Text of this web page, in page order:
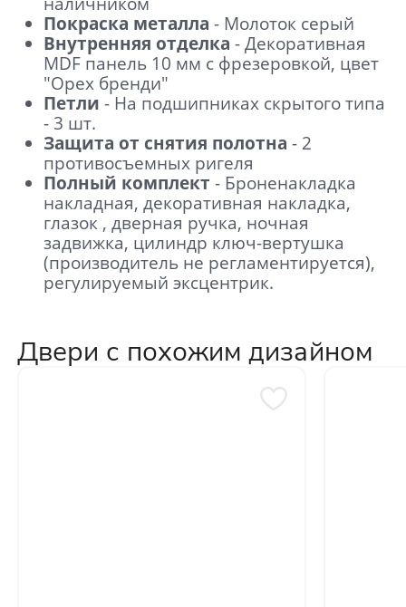
Покраска металла - Молоток серый
Внутренняя отделка - Декоративная
MDF панель 10 мм с фрезеровкой, цвет
"Орех бренди"
Петли - На подшипниках скрытого типа
- 3 шт.
Защита от снятия полотна - 2
противосъемных ригеля
Полный комплект - Броненакладка
накладная, декоративная накладка,
глазок , дверная ручка, ночная
задвижка, цилиндр ключ-вертушка
(производитель не регламентируется),
регулируемый эксцентрик.
Двери с похожим дизайном